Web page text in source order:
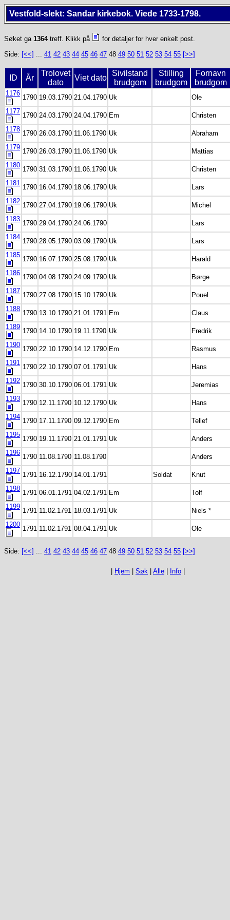
Vestfold-slekt: Sandar kirkebok. Viede 1733-1798.
Søket ga 1364treff. Klikk på
for detaljer for hver enkelt post.
Side: [<<] ... 41 42 43 44 45 46 47 48 49 50 51 52 53 54 55 [>>]
ID År
Trolovet
dato
Viet dato
Sivilstand
brudgom
Stilling
brudgom
Fornavn
brudgom
1176
1790 19.03.1790 21.04.1790 Uk
Ole
1177
1790 24.03.1790 24.04.1790 Em
Christen
1178
1790 26.03.1790 11.06.1790 Uk
Abraham
1179
1790 26.03.1790 11.06.1790 Uk
Mattias
1180
1790 31.03.1790 11.06.1790 Uk
Christen
1181
1790 16.04.1790 18.06.1790 Uk
Lars
1182
1790 27.04.1790 19.06.1790 Uk
Michel
1183
1790 29.04.1790 24.06.1790
Lars
1184
1790 28.05.1790 03.09.1790 Uk
Lars
1185
1790 16.07.1790 25.08.1790 Uk
Harald
1186
1790 04.08.1790 24.09.1790 Uk
Børge
1187
1790 27.08.1790 15.10.1790 Uk
Pouel
1188
1790 13.10.1790 21.01.1791 Em
Claus
1189
1790 14.10.1790 19.11.1790 Uk
Fredrik
1190
1790 22.10.1790 14.12.1790 Em
Rasmus
1191
1790 22.10.1790 07.01.1791 Uk
Hans
1192
1790 30.10.1790 06.01.1791 Uk
Jeremias
1193
1790 12.11.1790 10.12.1790 Uk
Hans
1194
1790 17.11.1790 09.12.1790 Em
Tellef
1195
1790 19.11.1790 21.01.1791 Uk
Anders
1196
1790 11.08.1790 11.08.1790
Anders
1197
1791 16.12.1790 14.01.1791 Soldat
Knut
1198
1791 06.01.1791 04.02.1791 Em
Tolf
1199
1791 11.02.1791 18.03.1791 Uk
Niels *
1200
1791 11.02.1791 08.04.1791 Uk Ole
Side: [<<] ... 41 42 43 44 45 46 47 48 49 50 51 52 53 54 55 [>>]
Hjem Søk Alle Info